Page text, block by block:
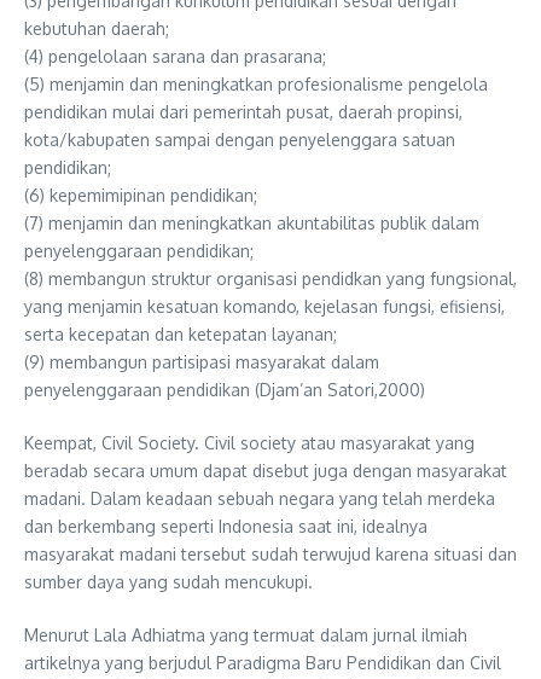
kebutuhan daerah;
(4) pengelolaan sarana dan prasarana;
(5) menjamin dan meningkatkan profesionalisme pengelola
pendidikan mulai dari pemerintah pusat, daerah propinsi,
kota/kabupaten sampai dengan penyelenggara satuan
pendidikan;
(6) kepemimipinan pendidikan;
(7) menjamin dan meningkatkan akuntabilitas publik dalam
penyelenggaraan pendidikan;
(8) membangun struktur organisasi pendidkan yang fungsional,
yang menjamin kesatuan komando, kejelasan fungsi, efisiensi,
serta kecepatan dan ketepatan layanan;
(9) membangun partisipasi masyarakat dalam
penyelenggaraan pendidikan (Djam’an Satori,2000)
Keempat, Civil Society. Civil society atau masyarakat yang
beradab secara umum dapat disebut juga dengan masyarakat
madani. Dalam keadaan sebuah negara yang telah merdeka
dan berkembang seperti Indonesia saat ini, idealnya
masyarakat madani tersebut sudah terwujud karena situasi dan
sumber daya yang sudah mencukupi.
Menurut Lala Adhiatma yang termuat dalam jurnal ilmiah
artikelnya yang berjudul Paradigma Baru Pendidikan dan Civil